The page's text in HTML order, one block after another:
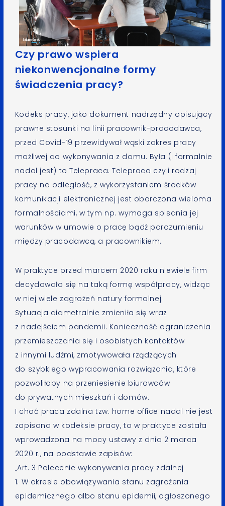
Czy prawo wspiera
niekonwencjonalne formy
świadczenia pracy?
Kodeks pracy, jako dokument nadrzędny opisujący
prawne stosunki na linii pracownik-pracodawca,
przed Covid-19 przewidywał wąski zakres pracy
możliwej do wykonywania z domu. Była (i formalnie
nadal jest) to Telepraca. Telepraca czyli rodzaj
pracy na odległość, z wykorzystaniem środków
komunikacji elektronicznej jest obarczona wieloma
formalnościami, w tym np. wymaga spisania jej
warunków w umowie o pracę bądź porozumieniu
między pracodawcą, a pracownikiem.
W praktyce przed marcem 2020 roku niewiele firm
decydowało się na taką formę współpracy, widząc
w niej wiele zagrożeń natury formalnej.
Sytuacja diametralnie zmieniła się wraz
z nadejściem pandemii. Konieczność ograniczenia
przemieszczania się i osobistych kontaktów
z innymi ludźmi, zmotywowała rządzących
do szybkiego wypracowania rozwiązania, które
pozwoliłoby na przeniesienie biurowców
do prywatnych mieszkań i domów.
I choć praca zdalna tzw. home office nadal nie jest
zapisana w kodeksie pracy, to w praktyce została
wprowadzona na mocy ustawy z dnia 2 marca
2020 r., na podstawie zapisów:
„Art. 3 Polecenie wykonywania pracy zdalnej
1. W okresie obowiązywania stanu zagrożenia
epidemicznego albo stanu epidemii, ogłoszonego